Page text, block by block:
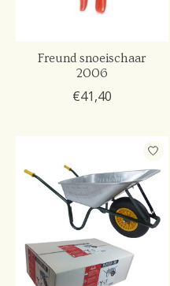
Freund snoeischaar
2006
€41,40